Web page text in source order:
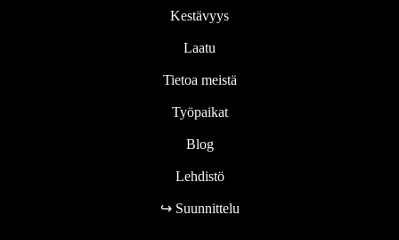
Kestävyys
Laatu
Tietoa meistä
Työpaikat
Blog
Lehdistö
↪ Suunnittelu